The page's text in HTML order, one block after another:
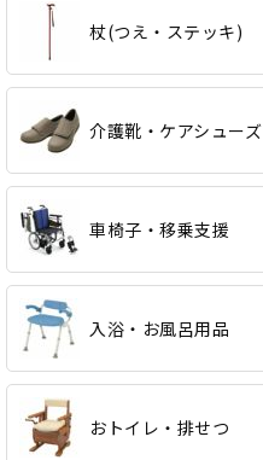
杖(つえ・ステッキ)
介護靴・ケアシューズ
車椅子・移乗支援
入浴・お風呂用品
おトイレ・排せつ